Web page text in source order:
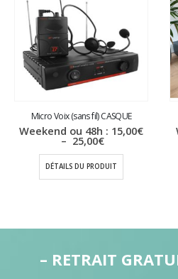
Micro Voix (sans fil) CASQUE
Weekend ou 48h : 15,00€
– 25,00€Plage
prix :
15,00€
à
DÉTAILS DU PRODUIT
– RETRAIT